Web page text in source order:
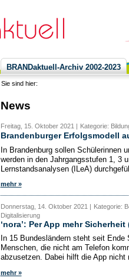
BRANDaktuell-Archiv 2002-2023
Sie sind hier:
News
Freitag, 15. Oktober 2021 | Kategorie:
Brandenburger Erfolgsmodell
In Brandenburg sollen Schülerinnen
werden in den Jahrgangsstufen 1, 3
Lernstandsanalysen (ILeA)
mehr »
Donnerstag, 14. Oktober 2021 | Kategorie:
Digitalisierung
‘nora’: Per App mehr
In 15 Bundesländern steht seit Ende
Menschen, die nicht am Telefon
abzusetzen. Dabei hilft die App nicht
mehr »